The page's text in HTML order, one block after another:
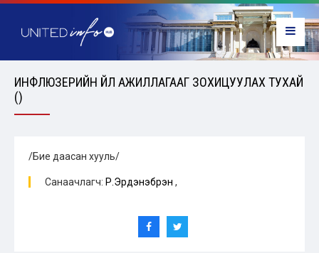
ИНФЛЮЗЕРИЙН ҮЙЛ АЖИЛЛАГААГ ЗОХИЦУУЛАХ ТУХАЙ
()
/Бие даасан хууль/
Санаачлагч: Р.Эрдэнэбүрэн ,